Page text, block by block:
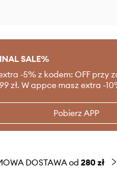
SALE%
-5% z kodem: OFF przy
zł. W appce masz extra -
Pobierz APP
DOSTAWA od 280 zł